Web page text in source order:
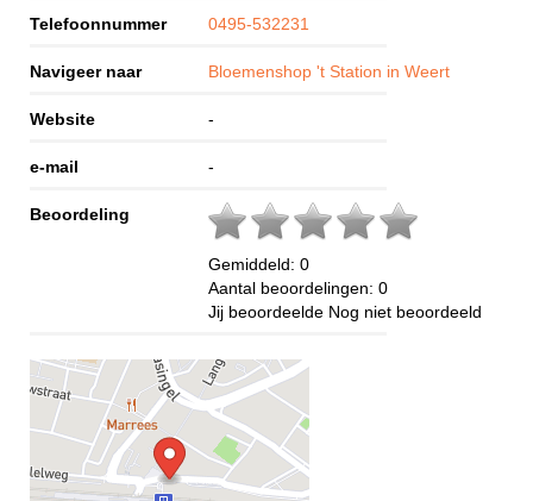
Telefoonnummer 0495-532231
Navigeer naar Bloemenshop 't Station in Weert
Website -
e-mail -
Beoordeling
Gemiddeld: 0
Aantal beoordelingen: 0
Jij beoordeelde Nog niet beoordeeld